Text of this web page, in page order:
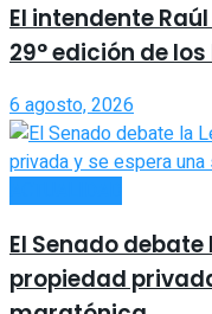
El intendente
29° edición de
6 agosto, 2026
El Senado
propiedad